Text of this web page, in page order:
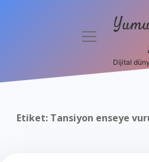
Politikası
menüyü
Dijital
Etiket: Tansiyon enseye